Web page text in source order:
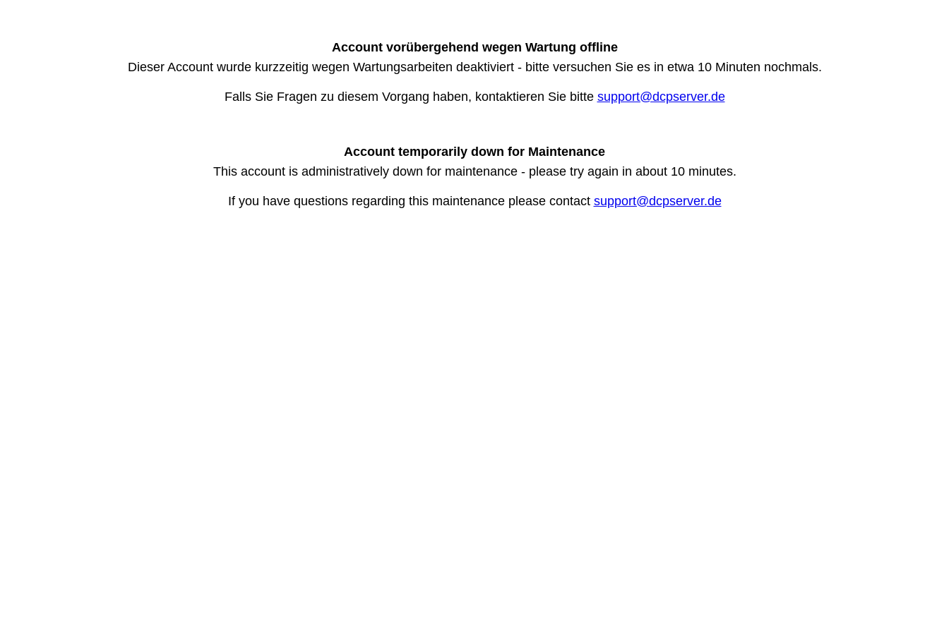
Account vorübergehend wegen Wartung offline
Dieser Account wurde kurzzeitig wegen Wartungsarbeiten deaktiviert - bitte versuchen Sie es in etwa 10 Minuten nochmals.
Falls Sie Fragen zu diesem Vorgang haben, kontaktieren Sie bitte support@dcpserver.de
Account temporarily down for Maintenance
This account is administratively down for maintenance - please try again in about 10 minutes.
If you have questions regarding this maintenance please contact support@dcpserver.de